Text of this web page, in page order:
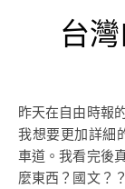
台
昨天在自由時報的網路新聞看到一篇報導，這則報導的標題讓
我想要更加詳細
車道。我看完後
麼東西？國文？